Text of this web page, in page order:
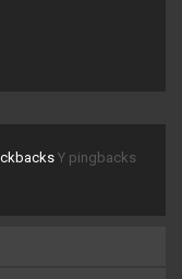
Y pingbacks